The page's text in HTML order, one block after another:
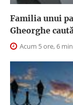
Familia unui
Gheorghe
Acum 5 ore, 6